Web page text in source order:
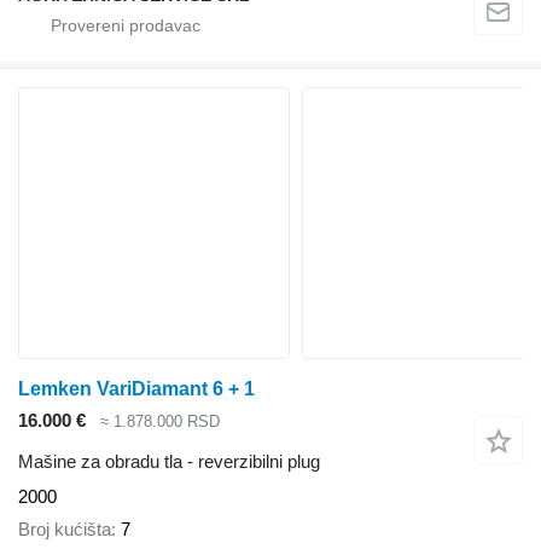
Lemken VariDiamant 6 + 1
16.000 €
≈ 1.878.000 RSD
Mašine za obradu tla - reverzibilni plug
2000
Broj kućišta 7